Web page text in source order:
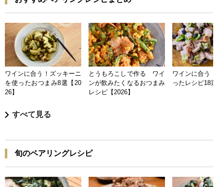
ワインに合う！ズッキーニ
を使ったおつまみ8選【20
26】
とうもろこしで作る ワイ
ンが飲みたくなるおつまみ
レシピ【2026】
ワインに合う
ったレシピ18
すべて見る
旬のペアリングレシピ